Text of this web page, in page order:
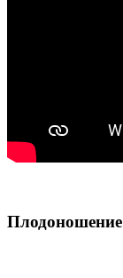
Плодоношение